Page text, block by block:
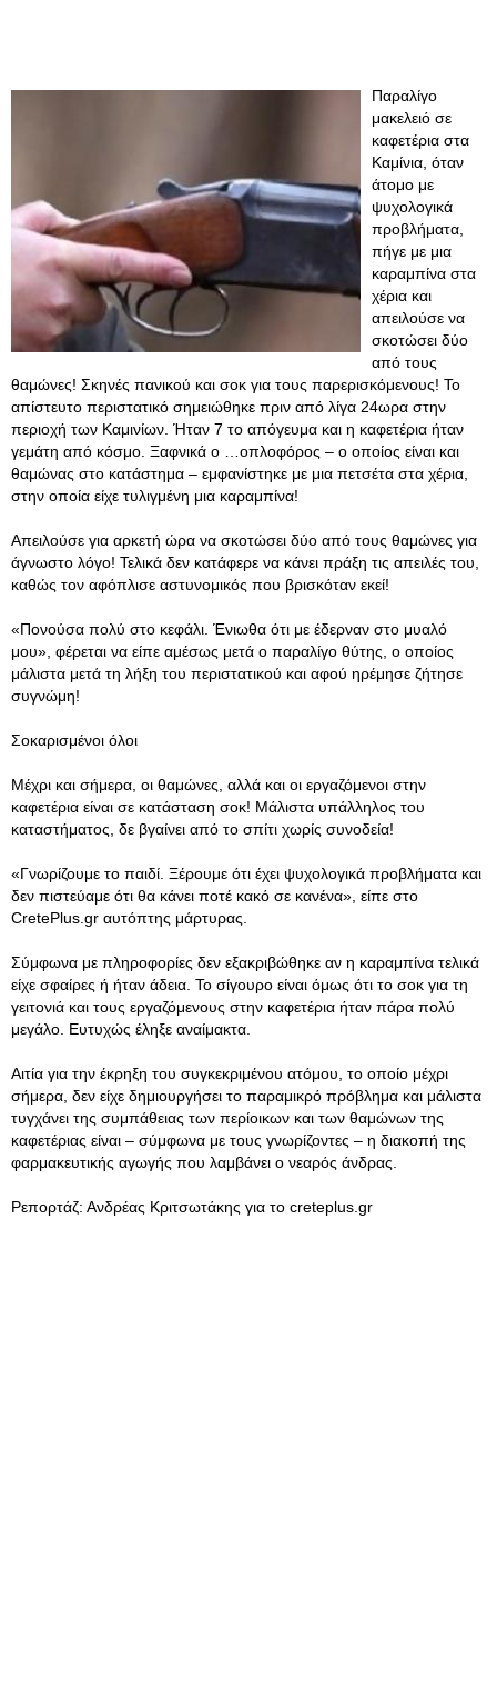
Παραλίγο
μακελειό σε
καφετέρια στα
Καμίνια, όταν
άτομο με
ψυχολογικά
προβλήματα,
πήγε με μια
καραμπίνα στα
χέρια και
απειλούσε να
σκοτώσει δύο
από τους
θαμώνες! Σκηνές πανικού και σοκ για τους παρερισκόμενους! Το
απίστευτο περιστατικό σημειώθηκε πριν από λίγα 24ωρα στην
περιοχή των Καμινίων. Ήταν 7 το απόγευμα και η καφετέρια ήταν
γεμάτη από κόσμο. Ξαφνικά ο …οπλοφόρος – ο οποίος είναι και
θαμώνας στο κατάστημα – εμφανίστηκε με μια πετσέτα στα χέρια,
στην οποία είχε τυλιγμένη μια καραμπίνα!
Απειλούσε για αρκετή ώρα να σκοτώσει δύο από τους θαμώνες για
άγνωστο λόγο! Τελικά δεν κατάφερε να κάνει πράξη τις απειλές του,
καθώς τον αφόπλισε αστυνομικός που βρισκόταν εκεί!
«Πονούσα πολύ στο κεφάλι. Ένιωθα ότι με έδερναν στο μυαλό
μου», φέρεται να είπε αμέσως μετά ο παραλίγο θύτης, ο οποίος
μάλιστα μετά τη λήξη του περιστατικού και αφού ηρέμησε ζήτησε
συγνώμη!
Σοκαρισμένοι όλοι
Μέχρι και σήμερα, οι θαμώνες, αλλά και οι εργαζόμενοι στην
καφετέρια είναι σε κατάσταση σοκ! Μάλιστα υπάλληλος του
καταστήματος, δε βγαίνει από το σπίτι χωρίς συνοδεία!
«Γνωρίζουμε το παιδί. Ξέρουμε ότι έχει ψυχολογικά προβλήματα και
δεν πιστεύαμε ότι θα κάνει ποτέ κακό σε κανένα», είπε στο
CretePlus.gr αυτόπτης μάρτυρας.
Σύμφωνα με πληροφορίες δεν εξακριβώθηκε αν η καραμπίνα τελικά
είχε σφαίρες ή ήταν άδεια. Το σίγουρο είναι όμως ότι το σοκ για τη
γειτονιά και τους εργαζόμενους στην καφετέρια ήταν πάρα πολύ
μεγάλο. Ευτυχώς έληξε αναίμακτα.
Αιτία για την έκρηξη του συγκεκριμένου ατόμου, το οποίο μέχρι
σήμερα, δεν είχε δημιουργήσει το παραμικρό πρόβλημα και μάλιστα
τυγχάνει της συμπάθειας των περίοικων και των θαμώνων της
καφετέριας είναι – σύμφωνα με τους γνωρίζοντες – η διακοπή της
φαρμακευτικής αγωγής που λαμβάνει ο νεαρός άνδρας.
Ρεπορτάζ: Ανδρέας Κριτσωτάκης για το creteplus.gr